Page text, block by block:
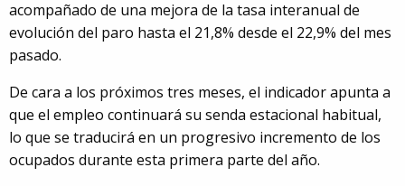
5980674
acompañado de una mejora de la tasa interanual de
evolución del paro hasta el 21,8% desde el 22,9% del mes
pasado.
De cara a los próximos tres meses, el indicador apunta a
que el empleo continuará su senda estacional habitual,
lo que se traducirá en un progresivo incremento de los
ocupados durante esta primera parte del año.